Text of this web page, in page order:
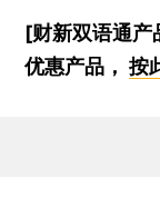
[财新双语通产
优惠产品，按